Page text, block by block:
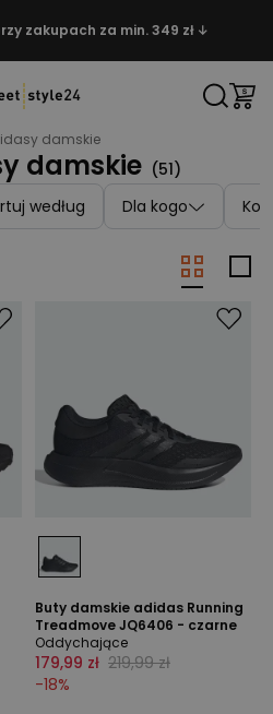
zakupach za min. 349 zł ↓
damskie
damskie (51)
według Dla kogo
Buty damskie adidas Running
Treadmove JQ6406 - czarne
Oddychające
179,99 zł 219,99 zł
-18%